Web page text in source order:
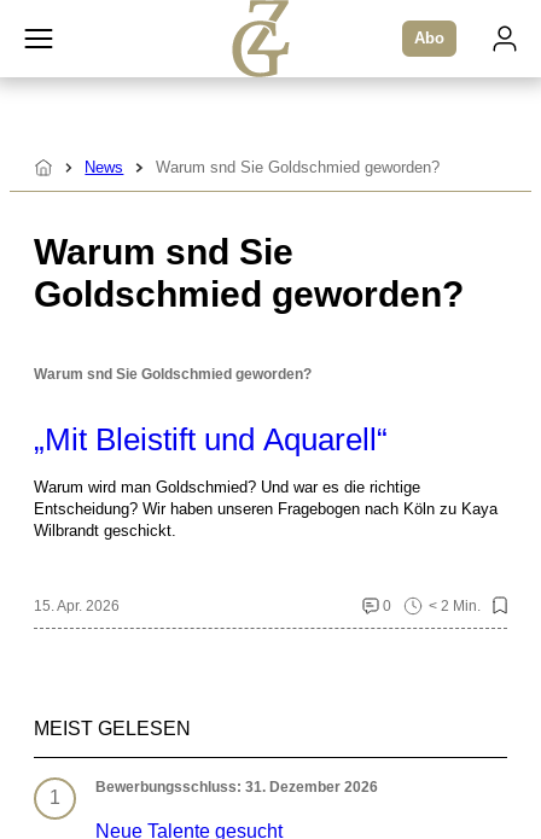
Inhalt
springen
Abo
Startseite
News Warum snd Sie Goldschmied geworden?
Warum snd Sie
Goldschmied geworden?
Warum snd Sie Goldschmied geworden?
„Mit Bleistift und Aquarell“
Warum wird man Goldschmied? Und war es die richtige
Entscheidung? Wir haben unseren Fragebogen nach Köln zu Kaya
Wilbrandt geschickt.
15. Apr. 2026 0 < 2 Min.
MEIST GELESEN
Bewerbungsschluss: 31. Dezember 2026
Neue Talente gesucht